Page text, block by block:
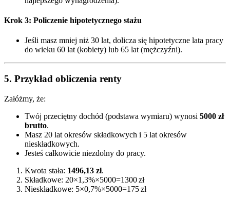
Krok 3: Policzenie hipotetycznego stażu
Jeśli masz mniej niż 30 lat, dolicza się hipotetyczne lata pracy
do wieku 60 lat (kobiety) lub 65 lat (mężczyźni).
5. Przykład obliczenia renty
Załóżmy, że:
Twój przeciętny dochód (podstawa wymiaru) wynosi 5000 zł
brutto.
Masz 20 lat okresów składkowych i 5 lat okresów
nieskładkowych.
Jesteś całkowicie niezdolny do pracy.
Kwota stała: 1496,13 zł.
Składkowe: 20×1,3%×5000=1300 zł
Nieskładkowe: 5×0,7%×5000=175 zł